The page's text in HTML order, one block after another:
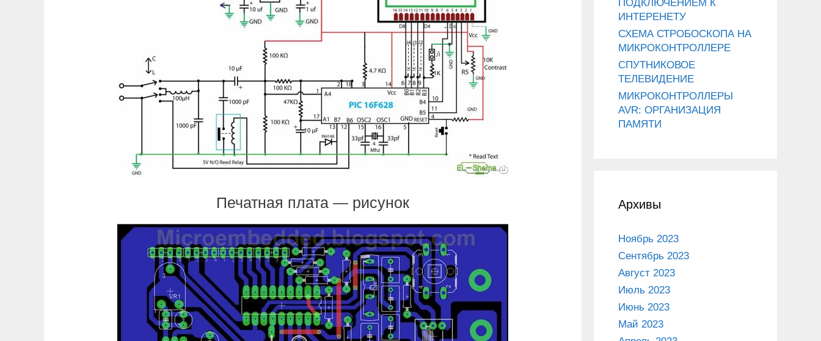
Печатная плата — рисунок
ПОДКЛЮЧЕНИЕМ К
ИНТЕРЕНЕТУ
СХЕМА СТРОБОСКОПА НА
МИКРОКОНТРОЛЛЕРЕ
СПУТНИКОВОЕ
ТЕЛЕВИДЕНИЕ
МИКРОКОНТРОЛЛЕРЫ
AVR: ОРГАНИЗАЦИЯ
ПАМЯТИ
Архивы
Ноябрь 2023
Сентябрь 2023
Август 2023
Июль 2023
Июнь 2023
Май 2023